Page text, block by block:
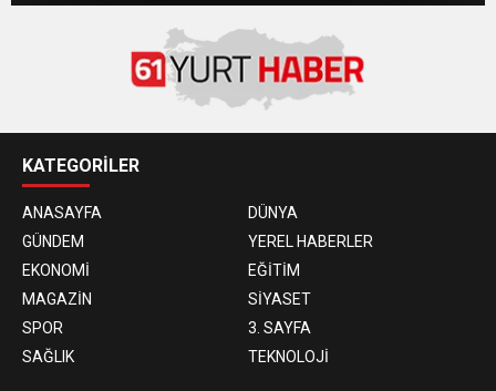
KATEGORİLER
ANASAYFA
DÜNYA
GÜNDEM
YEREL HABERLER
EKONOMİ
EĞİTİM
MAGAZİN
SİYASET
SPOR
3. SAYFA
SAĞLIK
TEKNOLOJİ